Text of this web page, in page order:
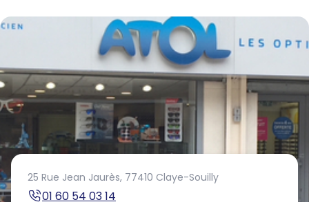
25 Rue Jean Jaurès, 77410 Claye-Souilly
01 60 54 03 14